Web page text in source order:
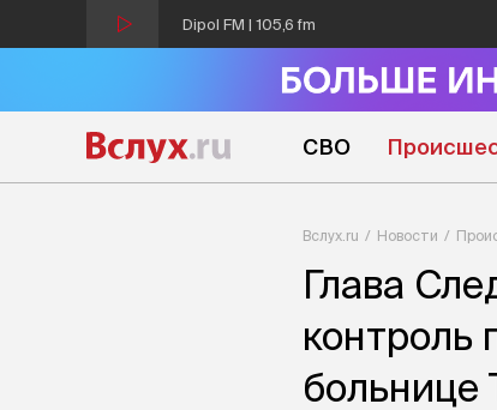
Dipol FM | 105,6 fm
СВО
Вслух.ru Новости
Глава
контроль
больнице